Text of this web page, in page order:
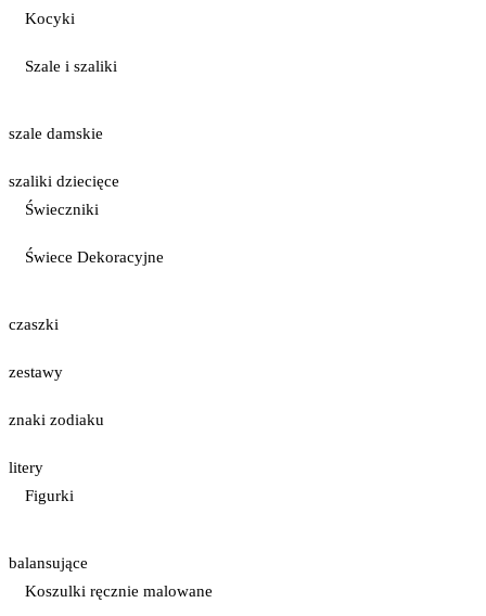
Kocyki
Szale i szaliki
szale damskie
szaliki dziecięce
Świeczniki
Świece Dekoracyjne
czaszki
zestawy
znaki zodiaku
litery
Figurki
balansujące
Koszulki ręcznie malowane